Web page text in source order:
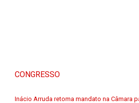
CONGRESSO
Inácio Arruda retoma mandato na Câmara